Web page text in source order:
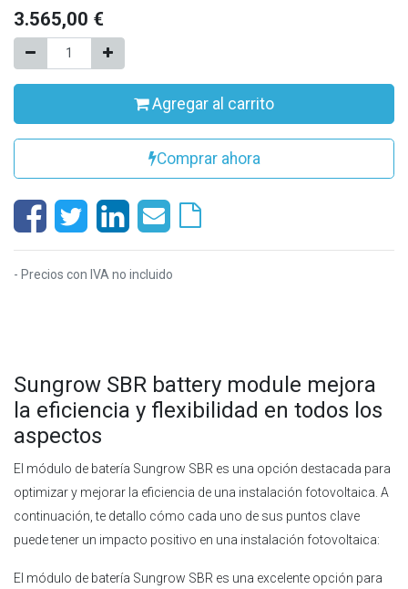
3.565,00 €
Agregar al carrito
Comprar ahora
- Precios con IVA no incluido
Sungrow SBR battery module mejora
la eficiencia y flexibilidad en todos los
aspectos
El módulo de batería Sungrow SBR es una opción destacada para
optimizar y mejorar la eficiencia de una instalación fotovoltaica. A
continuación, te detallo cómo cada uno de sus puntos clave
puede tener un impacto positivo en una instalación fotovoltaica:
El módulo de batería Sungrow SBR es una excelente opción para